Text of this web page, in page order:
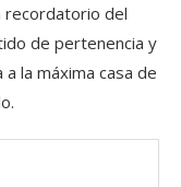
recordatorio del
de pertenencia y
la máxima casa de